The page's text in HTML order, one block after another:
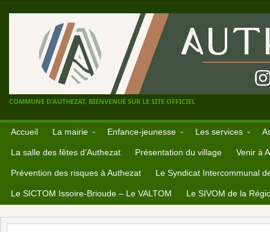
COMMUNE D'AUTHEZAT, BIENVENUE SUR LE SITE OFFICIEL
Accueil La mairie Enfance-jeunesse Les services
La salle des fêtes d’Authezat Présentation du village Venir à
Prévention des risques à Authezat Le Syndicat Intercommunal
Le SICTOM Issoire-Brioude – Le VALTOM Le SIVOM de la